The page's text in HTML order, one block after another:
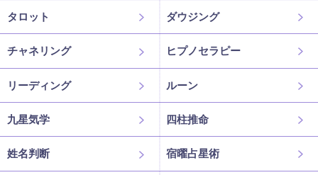
タロット ダウジング
チャネリング ヒプノセラピー
リーディング ルーン
九星気学 四柱推命
姓名判断 宿曜占星術